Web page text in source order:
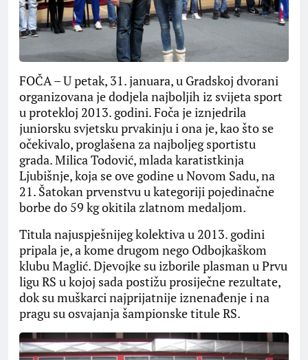
FOČA – U petak, 31. januara, u Gradskoj dvorani
organizovana je dodjela najboljih iz svijeta sport
u protekloj 2013. godini. Foča je iznjedrila
juniorsku svjetsku prvakinju i ona je, kao što se
očekivalo, proglašena za najboljeg sportistu
grada. Milica Todović, mlada karatistkinja
Ljubišnje, koja se ove godine u Novom Sadu, na
21. Šatokan prvenstvu u kategoriji pojedinačne
borbe do 59 kg okitila zlatnom medaljom.
Titula najuspješnijeg kolektiva u 2013. godini
pripala je, a kome drugom nego Odbojkaškom
klubu Maglić. Djevojke su izborile plasman u Prvu
ligu RS u kojoj sada postižu prosiječne rezultate,
dok su muškarci najprijatnije iznenađenje i na
pragu su osvajanja šampionske titule RS.